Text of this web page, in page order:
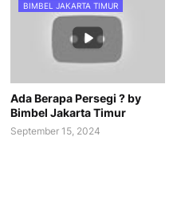
BIMBEL JAKARTA TIMUR
Ada Berapa Persegi ? by
Bimbel Jakarta Timur
September 15, 2024